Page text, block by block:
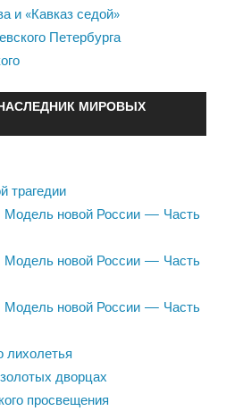
и «Кавказ седой»
Петербурга
МИРОВЫХ
трагедии
новой России — Часть
новой России — Часть
новой России — Часть
лихолетья
дворцах
просвещения